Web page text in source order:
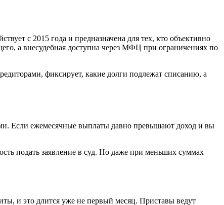
с 2015 года и предназначена для тех, кто объективно
а внесудебная доступна через МФЦ при ограничениях по
фиксирует, какие долги подлежат списанию, а
Если ежемесячные выплаты давно превышают доход и вы
подать заявление в суд. Но даже при меньших суммах
и это длится уже не первый месяц. Приставы ведут